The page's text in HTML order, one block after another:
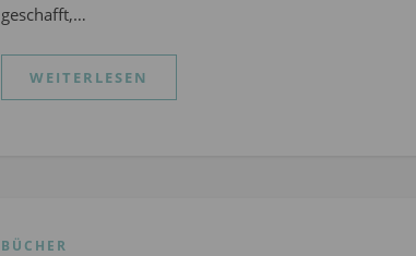
geschafft,…
WEITERLESEN
BÜCHER